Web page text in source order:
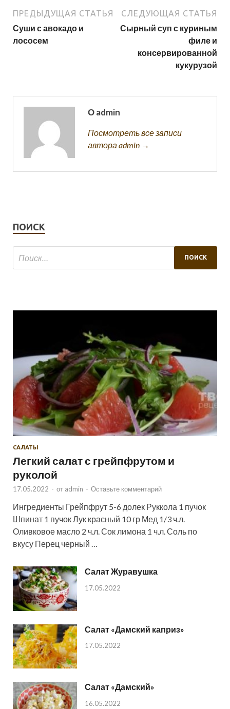
ПРЕДЫДУЩАЯ СТАТЬЯ
Суши с авокадо и
лососем
СЛЕДУЮЩАЯ СТАТЬЯ
Сырный суп с куриным
филе и
консервированной
кукурузой
О admin
Посмотреть все записи
автора admin →
ПОИСК
САЛАТЫ
Легкий салат с грейпфрутом и
руколой
17.05.2022 - от admin - Оставьте комментарий
Ингредиенты Грейпфрут 5-6 долек Руккола 1 пучок
Шпинат 1 пучок Лук красный 10 гр Мед 1/3 ч.л.
Оливковое масло 2 ч.л. Сок лимона 1 ч.л. Соль по
вкусу Перец черный …
Салат Журавушка
17.05.2022
Салат «Дамский каприз»
17.05.2022
Салат «Дамский»
16.05.2022